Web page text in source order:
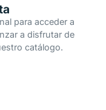
para acceder a
a disfrutar de
catálogo.